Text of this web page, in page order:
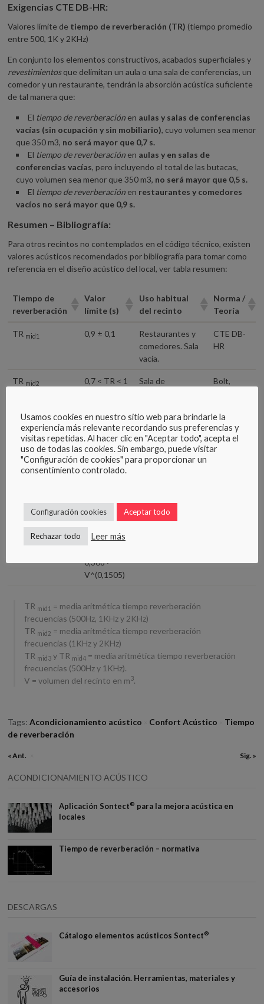
Exigencias CTE DB-HR:
Valores límite de tiempo de reverberación (TR) (tiempo promedio
entre 500, 1K y 2KHz)
En conjunto los elementos constructivos, acabados superficiales y
revestimientosque delimitan un aula o una sala de conferencias, un
comedor y un restaurante, tendrán la absorción acústica suficiente
de tal manera que:
El tiempo de reverberación en aulas y salas de conferencias
vacías (sin ocupación y sin mobiliario), cuyo volumen sea menor
que 350 m3, no será mayor que 0,7 s.
El tiempo de reverberación en aulas y en salas de
conferencias vacías, pero incluyendo el total de las butacas,
cuyo volumen sea menor que 350 m3, no será mayor que 0,5 s.
El tiempo de reverberación en restaurantes y comedores
vacíos no será mayor que 0,9 s.
Resumen – Bibliografía:
Para otros recintos no contemplados en el código técnico, existen
valores acústicos recomendados por bibliografía para tomar como
referencia en el diseño acústico del local, ver tabla resumen:
Tiempo de
reverberación
Valor
límite (s)
Uso habitual
del recinto
Norma /
Teoría
reverberación
límite (s)
TR mid1 0,9 ± 0,1
Restaurantes y
comedores. Sala
vacía.
CTE DB-
HR
TR mid2 0,7 < TR < 1
Sala de
Bolt,
TRmid3
1,2 < TR<
1,5
Salas
polivalentes con
mobiliario.
Bolt,
Beranek y
Newman
TR
Valores
TR mín. =
0,264 ·
V^(0,1394)
0,368 ·
V^(0,1505)
TR mid1 = media aritmética tiempo reverberación
frecuencias (500Hz, 1KHz y 2KHz)
TR mid2 = media aritmética tiempo reverberación
frecuencias (1KHz y 2KHz)
TR mid3 y TR mid4 = media aritmética tiempo reverberación
frecuencias (500Hz y 1KHz).
V = volumen del recinto en m3.
Tags:Acondicionamiento acústico Confort Acústico
Tiempo
de reverberación
« Ant. Sig. »
ACONDICIONAMIENTO ACÚSTICO
Aplicación Sontect® para la mejora acústica en
locales
Tiempo de reverberación – normativa
DESCARGAS
Cátalogo elementos acústicos Sontect®
Guía de instalación. Herramientas, materiales y
accesorios
Usamos cookies en nuestro sitio web para brindarle la
experiencia más relevante recordando sus preferencias y
visitas repetidas. Al hacer clic en "Aceptar todo", acepta el
uso de todas las cookies. Sin embargo, puede visitar
"Configuración de cookies" para proporcionar un
consentimiento controlado.
Configuración cookies Aceptar todo
Rechazar todo Leer más